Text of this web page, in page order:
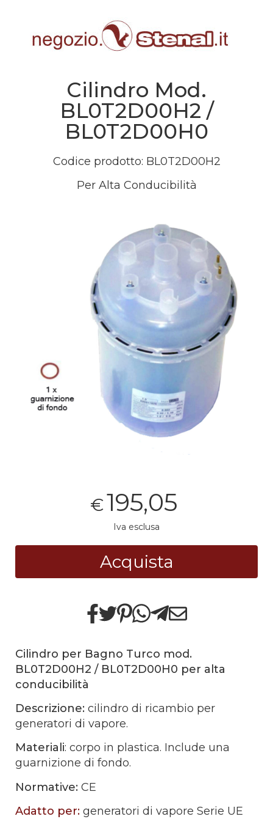
Cilindro Mod.
BL0T2D00H2 /
BL0T2D00H0
Codice prodotto: BL0T2D00H2
Per Alta Conducibilità
€195,05
Iva esclusa
Acquista
Cilindro per Bagno Turco mod.
BL0T2D00H2 / BL0T2D00H0 per alta
conducibilità
Descrizione: cilindro di ricambio per
generatori di vapore.
Materiali: corpo in plastica. Include una
guarnizione di fondo.
Normative: CE
Adatto per: generatori di vapore Serie UE